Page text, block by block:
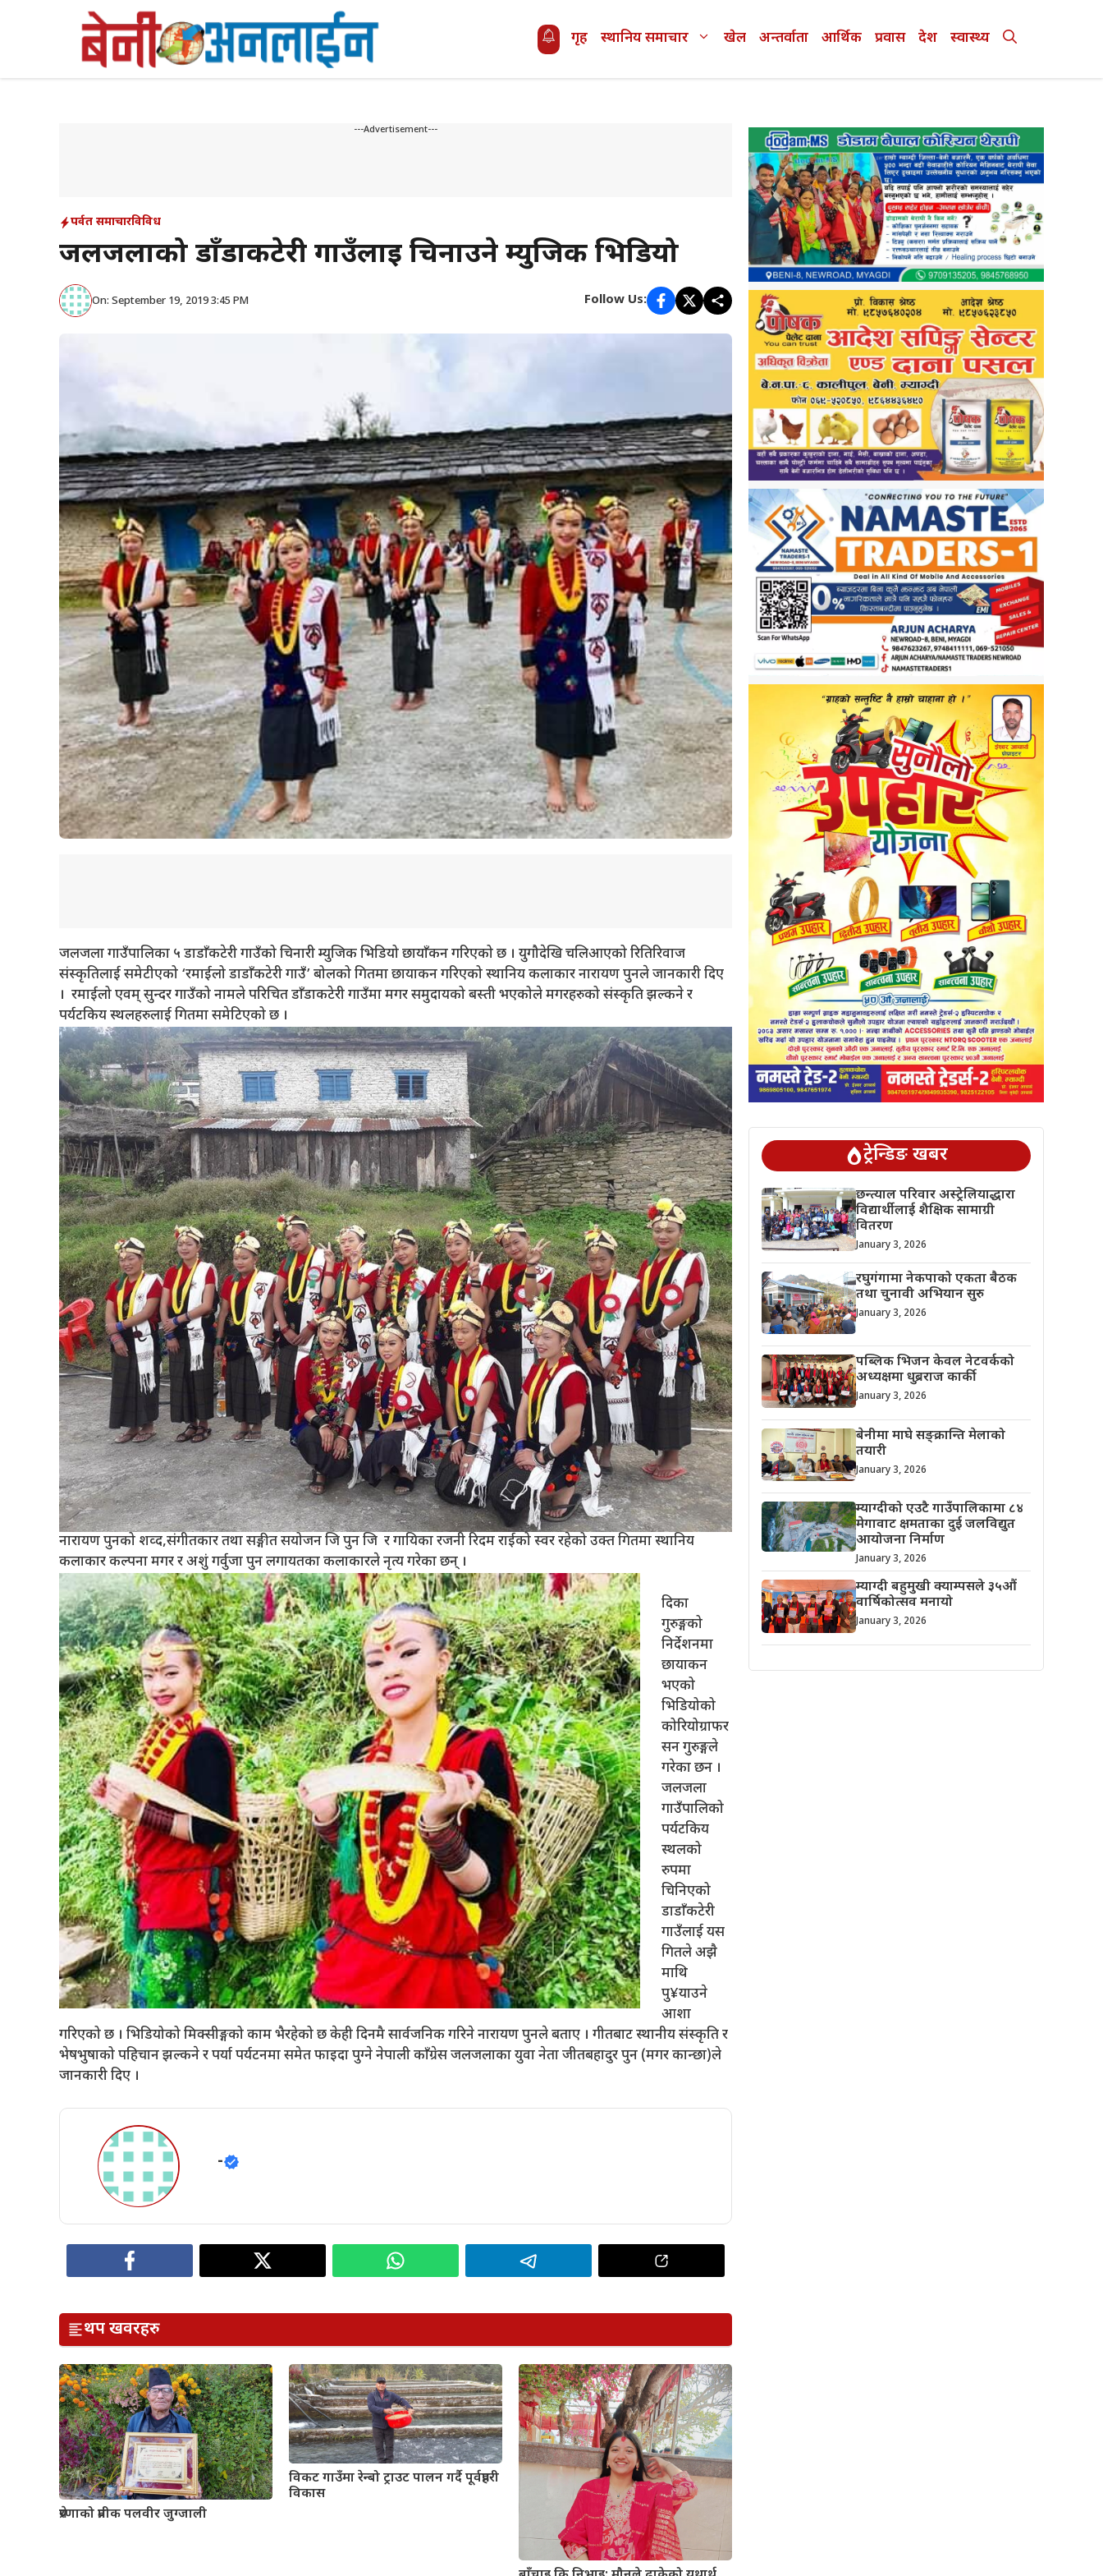
गृह स्थानिय समाचार खेल अन्तर्वाता आर्थिक प्रवास देश स्वास्थ्य
---Advertisement---
पर्वत समाचारविविध
जलजलाको डाँडाकटेरी गाउँलाई चिनाउने म्युजिक भिडियो
On: September 19, 2019 3:45 PM Follow Us:
जलजला गाउँपालिका ५ डाडाँकटेरी गाउँको चिनारी म्युजिक भिडियो छायाँकन गरिएको छ । युगौदेखि चलिआएको रितिरिवाज
संस्कृतिलाई समेटीएको ‘रमाईलो डाडाँकटेरी गाउँ’ बोलको गितमा छायाकन गरिएको स्थानिय कलाकार नारायण पुनले जानकारी दिए
। रमाईलो एवम् सुन्दर गाउँको नामले परिचित डाँडाकटेरी गाउँमा मगर समुदायको बस्ती भएकोले मगरहरुको संस्कृति झल्कने र
पर्यटकिय स्थलहरुलाई गितमा समेटिएको छ ।
नारायण पुनको शव्द,संगीतकार तथा सङ्गीत सयोजन जि पुन जि र गायिका रजनी रिदम राईको स्वर रहेको उक्त गितमा स्थानिय
कलाकार कल्पना मगर र अशुं गर्वुजा पुन लगायतका कलाकारले नृत्य गरेका छन् ।
दिका
गुरुङ्गको
निर्देशनमा
छायाकन
भएको
भिडियोको
कोरियोग्राफर
सन गुरुङ्गले
गरेका छन ।
जलजला
गाउँपालिको
पर्यटकिय
स्थलको
रुपमा
चिनिएको
डाडाँकटेरी
गाउँलाई यस
गितले अझै
माथि
पु¥याउने
आशा
गरिएको छ । भिडियोको मिक्सीङ्गको काम भैरहेको छ केही दिनमै सार्वजनिक गरिने नारायण पुनले बताए । गीतबाट स्थानीय संस्कृति र
भेषभुषाको पहिचान झल्कने र पर्या पर्यटनमा समेत फाइदा पुग्ने नेपाली काँग्रेस जलजलाका युवा नेता जीतबहादुर पुन (मगर कान्छा)ले
जानकारी दिए ।
-
थप खवरहरु
प्रेरणाको प्रतीक पलवीर जुग्जाली
विकट गाउँमा रेन्बो ट्राउट पालन गर्दै पूर्वप्रहरी
विकास
ट्रेन्डिङ खबर
छन्त्याल परिवार अस्ट्रेलियाद्धारा
विद्यार्थीलाई शैक्षिक सामाग्री
वितरण
January 3, 2026
रघुगंगामा नेकपाको एकता बैठक
तथा चुनावी अभियान सुरु
January 3, 2026
पब्लिक भिजन केवल नेटवर्कको
अध्यक्षमा धुब्रराज कार्की
January 3, 2026
बेनीमा माघे सङ्क्रान्ति मेलाको
तयारी
January 3, 2026
म्याग्दीको एउटै गाउँपालिकामा ८४
मेगावाट क्षमताका दुई जलविद्युत
आयोजना निर्माण
January 3, 2026
म्याग्दी बहुमुखी क्याम्पसले ३५औं
वार्षिकोत्सव मनायो
January 3, 2026